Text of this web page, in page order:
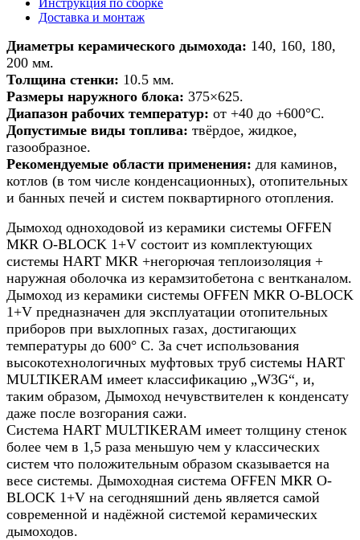
печи/
камина/
котла
d
140мм
h
15м
Доставка и монтаж
Диаметры керамического дымохода: 140, 160, 180,
200 мм.
Толщина стенки: 10.5 мм.
Размеры наружного блока: 375×625.
Диапазон рабочих температур: от +40 до +600°С.
Допустимые виды топлива: твёрдое, жидкое,
газообразное.
Рекомендуемые области применения: для каминов,
котлов (в том числе конденсационных), отопительных
и банных печей и систем поквартирного отопления.
Дымоход одноходовой из керамики системы OFFEN
МКR O-BLOCK 1+V состоит из комплектующих
системы HART MKR +негорючая теплоизоляция +
наружная оболочка из керамзитобетона с вентканалом.
Дымоход из керамики системы OFFEN МКR O-BLOCK
1+V предназначен для эксплуатации отопительных
приборов при выхлопных газах, достигающих
температуры до 600° C. За счет использования
высокотехнологичных муфтовых труб системы HART
MULTIKERAM имеет классификацию „W3G“, и,
таким образом, Дымоход нечувствителен к конденсату
даже после возгорания сажи.
Система HART MULTIKERAM имеет толщину стенок
более чем в 1,5 раза меньшую чем у классических
систем что положительным образом сказывается на
весе системы. Дымоходная система OFFEN МКR O-
BLOCK 1+V на сегодняшний день является самой
современной и надёжной системой керамических
дымоходов.